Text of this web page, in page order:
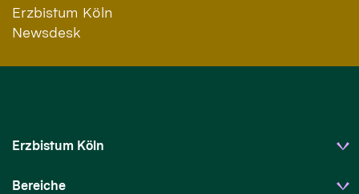
Erzbistum Köln
Newsdesk
Erzbistum Köln
Bereiche